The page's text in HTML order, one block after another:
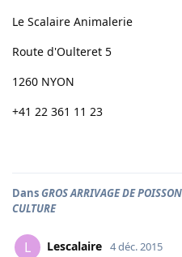
Le Scalaire Animalerie
Route d'Oulteret 5
1260 NYON
+41 22 361 11 23
DansGROS ARRIVAGE DE
CULTURE
L Lescalaire 4 déc. 2015